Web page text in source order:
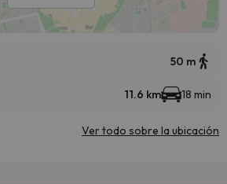
50 m
11.6 km 18 min
Ver todo sobre la ubicación